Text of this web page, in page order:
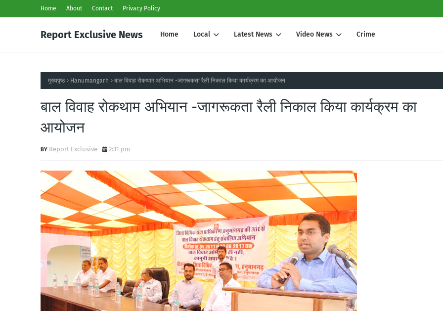
Home About Contact Privacy Policy
Report Exclusive News Home Local Latest News Video News Crime
मुख्यपृष्ठ Hanumangarh बाल विवाह रोकथाम अभियान -जागरूकता रैली निकाल किया कार्यक्रम का आयोजन
बाल विवाह रोकथाम अभियान -जागरूकता रैली निकाल किया कार्यक्रम का
आयोजन
Report Exclusive 2:31 pm